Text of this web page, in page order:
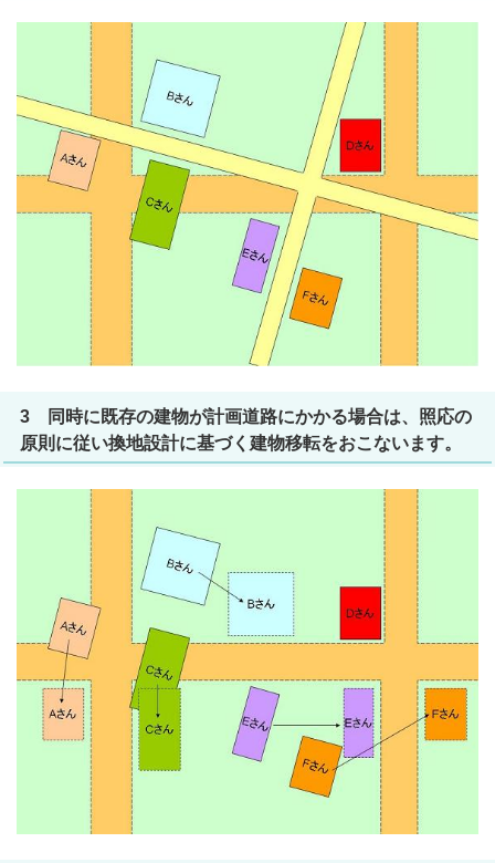
3 同時に既存の建物が計画道路にかかる場合は、照応の
原則に従い換地設計に基づく建物移転をおこないます。